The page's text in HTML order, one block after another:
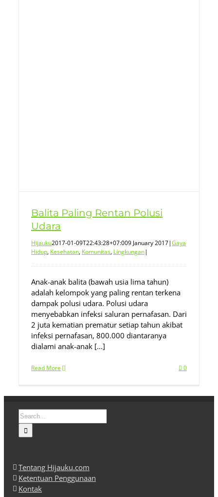
Balita Paling Rentan Polusi
Udara
Hijauku2017-01-09T22:43:28+07:009 January 2017|Gaya
Hidup, Kesehatan, Komunitas, Lingkungan|
Anak-anak balita (bawah usia lima tahun)
adalah kelompok yang paling rentan terkena
dampak polusi udara. Polusi udara
menyebabkan infeksi saluran pernafasan. Dari
2 juta kematian prematur setiap tahun akibat
infeksi pernafasan, 800.000 diantaranya
dialami anak-anak [...]
Read More 0
Search
for:
Tentang Hijauku.com
Ketentuan Penggunaan
Kontak